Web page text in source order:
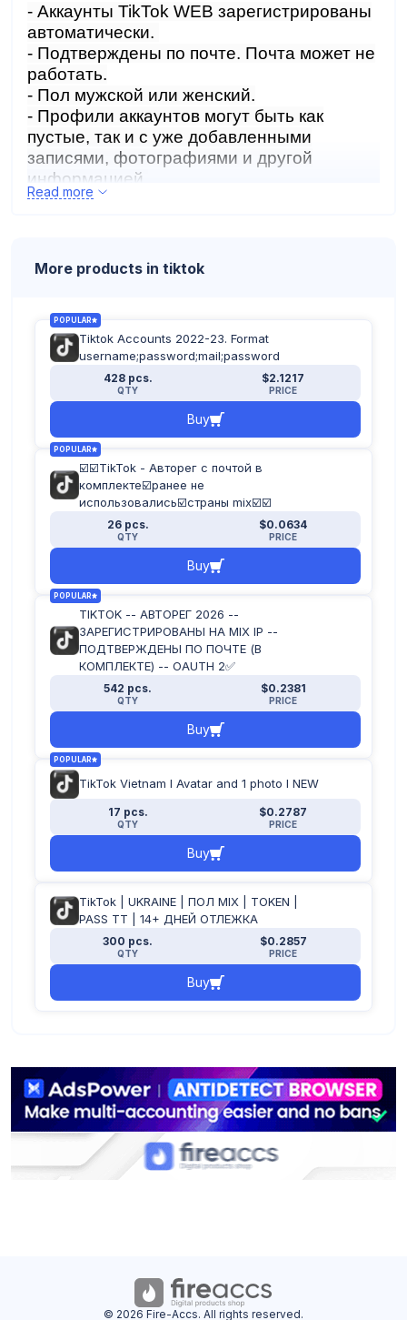
- Аккаунты TikTok WEB зарегистрированы
автоматически.
- Подтверждены по почте. Почта может не
работать.
- Пол мужской или женский.
- Профили аккаунтов могут быть как
пустые, так и с уже добавленными
записями, фотографиями и другой
информацией.
- Зарегистрированы с ip разных стран
логин:пароль:почта:пароль_почты
Read more
More products in tiktok
POPULAR
Tiktok Accounts 2022-23. Format
username;password;mail;password
428 pcs.
QTY
$2.1217
PRICE
Buy
POPULAR
☑️☑️TikTok - Авторег с почтой в
комплекте☑️ранее не
использовались☑️страны mix☑️☑️
26 pcs.
QTY
$0.0634
PRICE
Buy
POPULAR
TIKTOK -- АВТОРЕГ 2026 --
ЗАРЕГИСТРИРОВАНЫ НА MIX IP --
ПОДТВЕРЖДЕНЫ ПО ПОЧТЕ (В
КОМПЛЕКТЕ) -- OAUTH 2✅
542 pcs.
QTY
$0.2381
PRICE
Buy
POPULAR
TikTok Vietnam I Avatar and 1 photo I NEW
17 pcs.
QTY
$0.2787
PRICE
Buy
TikTok | UKRAINE | ПОЛ MIX | TOKEN |
PASS TT | 14+ ДНЕЙ ОТЛЕЖКА
300 pcs.
QTY
$0.2857
PRICE
Buy
© 2026 Fire-Accs. All rights reserved.